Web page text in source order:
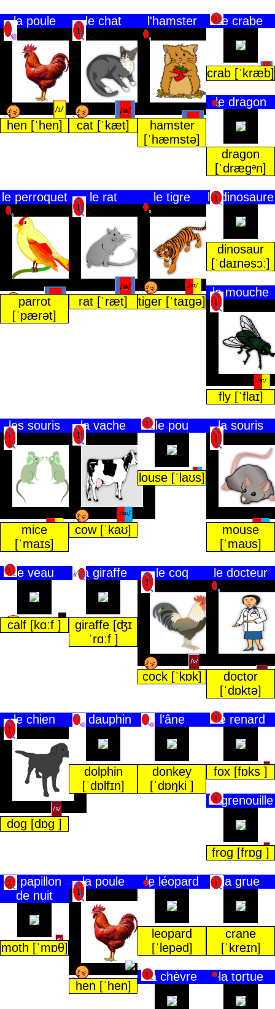
la poule
hen [ˈhen]
le chat
cat [ˈkæt]
l'hamster
hamster
[ˈhæmstə]
le crabe
crab [ˈkræb]
le dragon
dragon
[ˈdræɡᵊn]
le perroquet
parrot
[ˈpærət]
le rat
rat [ˈræt]
le tigre
tiger [ˈtaɪɡə]
le dinosaure
dinosaur
[ˈdaɪnəsɔː]
la mouche
fly [ˈflaɪ]
les souris
mice
[ˈmaɪs]
la vache
cow [ˈkaʊ]
le pou
louse [ˈlaʊs]
la souris
mouse
[ˈmaʊs]
le veau
calf [kɑːf ]
la giraffe
giraffe [ʤɪ
ˈrɑːf ]
le coq
cock [ˈkɒk]
le docteur
doctor
[ˈdɒktə]
le chien
dog [dɒg ]
le dauphin
dolphin
[ˈdɒlfɪn]
l'âne
donkey
[ˈdɒŋki ]
le renard
fox [fɒks ]
la grenouille
frog [frɒg ]
le papillon
de nuit
moth [ˈmɒθ]
la poule
hen [ˈhen]
le léopard
leopard
[ˈlepəd]
la grue
crane
[ˈkreɪn]
la chèvre la tortue